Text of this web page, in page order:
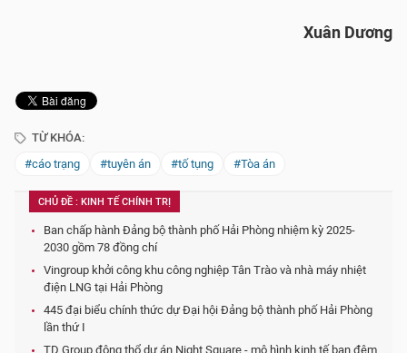
Xuân Dương
TỪ KHÓA:
#cáo trạng
#tuyên án #tố tụng #Tòa án
CHỦ ĐỀ : KINH TẾ CHÍNH TRỊ
Ban chấp hành Đảng bộ thành phố Hải Phòng nhiệm kỳ 2025-
2030 gồm 78 đồng chí
Vingroup khởi công khu công nghiệp Tân Trào và nhà máy nhiệt
điện LNG tại Hải Phòng
445 đại biểu chính thức dự Đại hội Đảng bộ thành phố Hải Phòng
lần thứ I
TD Group động thổ dự án Night Square - mô hình kinh tế ban đêm